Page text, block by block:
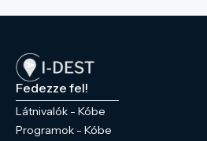
Fedezze fel!
Látnivalók - Kóbe
Programok - Kóbe